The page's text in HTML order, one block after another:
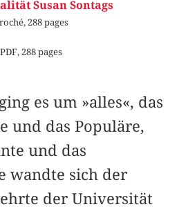
Susan Sontags
288 pages
PDF, 288 pages
es um »alles«, das
und das Populäre,
und das
wandte sich der
der Universität